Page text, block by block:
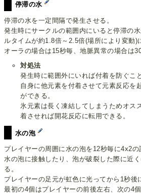
停滞の水
停滞の水を一定間隔で発生させる。
発生時にサークルの範囲内にいると停滞の
ルタイムが約1.8倍～2.5倍(場所により変動)
オーラの場合は15秒毎、地脈異常の場合は
対処法
発生時に範囲外にいれば付着を防ぐこ
自身に他元素を付着させて元素反応を
ができる。
氷元素は長く凍結してしまうためオス
着させれば開花反応に転用できる。
水の泡
プレイヤーの周囲に水の泡を12秒毎に4x2の
水の泡に接触したり、泡が破裂した際に近
る。
プレイヤーの足元が虹色に光ってから1秒後
最初の4個はプレイヤーの前後左右、次の4